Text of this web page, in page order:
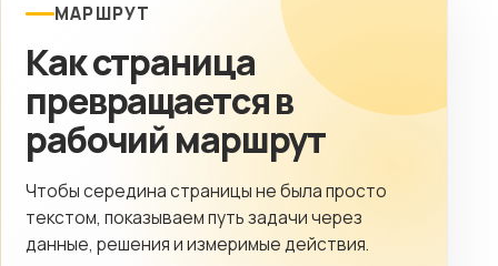
МАРШРУТ
Как страница
превращается в
рабочий маршрут
Чтобы середина страницы не была просто
текстом, показываем путь задачи через
данные, решения и измеримые действия.